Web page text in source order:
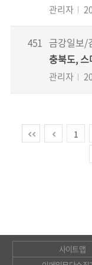
관리자
451 금강일보/
충북도,
관리자
1
사이트맵